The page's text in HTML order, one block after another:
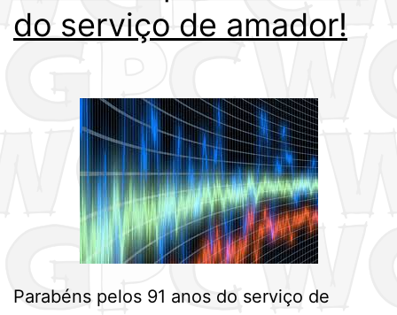
do serviço de amador!
Parabéns pelos 91 anos do serviço de